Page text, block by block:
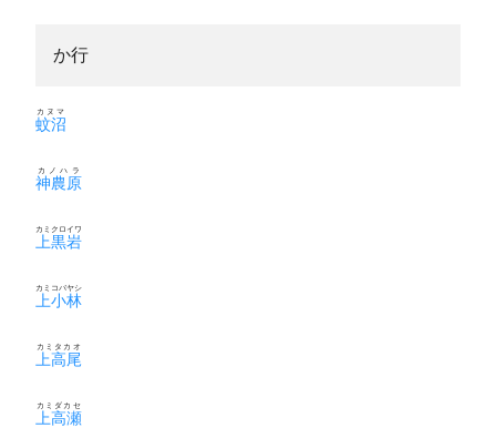
か行
蚊沼
カヌマ
神農原
カノハラ
上黒岩
カミクロイワ
上小林
カミコバヤシ
上高尾
カミタカオ
上高瀬
カミダカセ